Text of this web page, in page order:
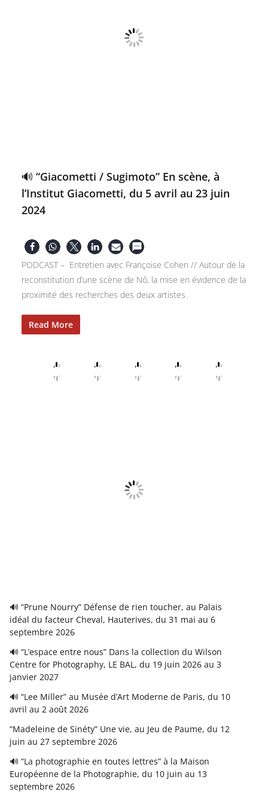
🔊 “Giacometti / Sugimoto” En scène, à
l’Institut Giacometti, du 5 avril au 23 juin
2024
PODCAST – Entretien avec Françoise Cohen // Autour de la
reconstitution d’une scène de Nô, la mise en évidence de la
proximité des recherches des deux artistes.
Read More
🔊 “Prune Nourry” Défense de rien toucher, au Palais
idéal du facteur Cheval, Hauterives, du 31 mai au 6
septembre 2026
🔊 “L’espace entre nous” Dans la collection du Wilson
Centre for Photography, LE BAL, du 19 juin 2026 au 3
janvier 2027
🔊 “Lee Miller” au Musée d’Art Moderne de Paris, du 10
avril au 2 août 2026
“Madeleine de Sinéty” Une vie, au Jeu de Paume, du 12
juin au 27 septembre 2026
🔊 “La photographie en toutes lettres” à la Maison
Européenne de la Photographie, du 10 juin au 13
septembre 2026